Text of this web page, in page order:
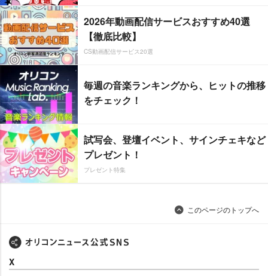
2026年動画配信サービスおすすめ40選
【徹底比較】
CS動画配信サービス20選
毎週の音楽ランキングから、ヒットの推移
をチェック！
試写会、登壇イベント、サインチェキなど
プレゼント！
プレゼント特集
このページのトップへ
X